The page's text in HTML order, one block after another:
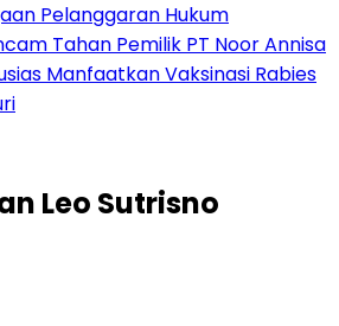
Pelanggaran Hukum
Tahan Pemilik PT Noor Annisa
Manfaatkan Vaksinasi Rabies
Leo Sutrisno